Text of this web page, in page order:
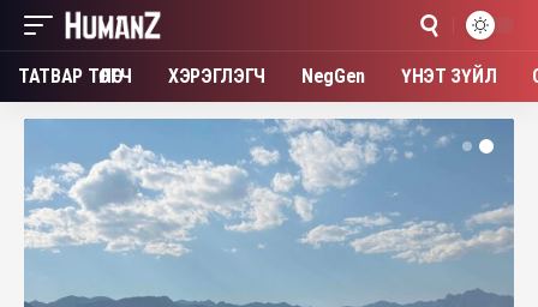
ТАТВАР ТӨЛӨГЧ ХЭРЭГЛЭГЧ NegGen ҮНЭТ ЗҮЙЛ